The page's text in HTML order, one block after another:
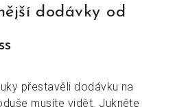
dodávky od
přestavěli dodávku na
musíte vidět. Jukněte